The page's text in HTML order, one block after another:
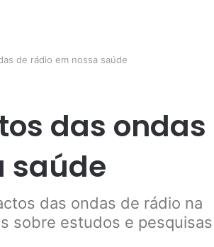
de rádio em nossa saúde
das ondas
saúde
das ondas de rádio na
sobre estudos e pesquisas